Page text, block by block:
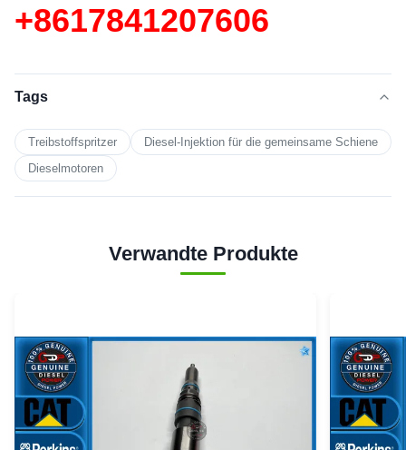
+8617841207606
Tags
Treibstoffspritzer
Diesel-Injektion für die gemeinsame Schiene
Dieselmotoren
Verwandte Produkte